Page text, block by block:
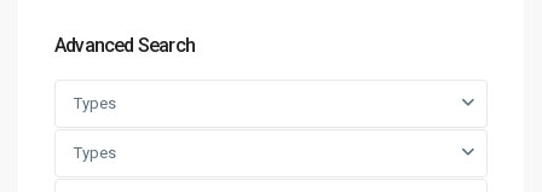
Advanced Search
Types
Types